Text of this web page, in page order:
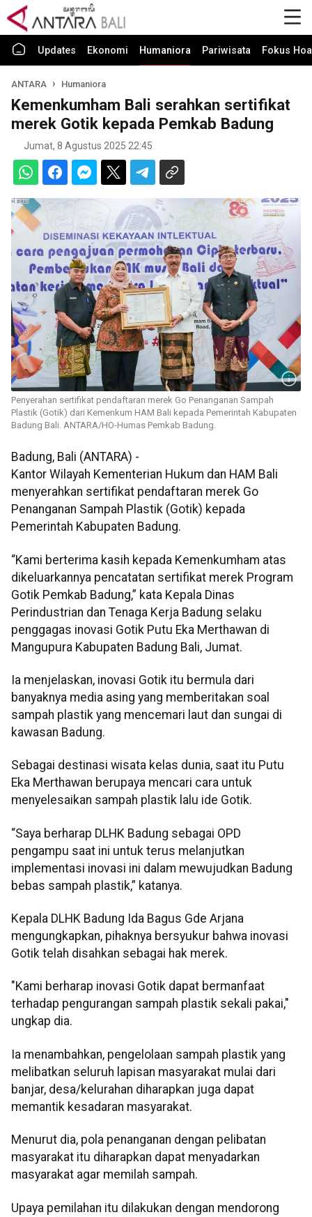
Updates Ekonomi Humaniora Pariwisata Fokus
ANTARA Humaniora
Kemenkumham Bali serahkan sertifikat
merek Gotik kepada Pemkab Badung
Jumat, 8 Agustus 2025 22:45
Penyerahan sertifikat pendaftaran merek Go Penanganan Sampah
Plastik (Gotik) dari Kemenkum HAM Bali kepada Pemerintah Kabupaten
Badung Bali. ANTARA/HO-Humas Pemkab Badung.
Badung, Bali (ANTARA) -
Kantor Wilayah Kementerian Hukum dan HAM Bali
menyerahkan sertifikat pendaftaran merek Go
Penanganan Sampah Plastik (Gotik) kepada
Pemerintah Kabupaten Badung.
“Kami berterima kasih kepada Kemenkumham atas
dikeluarkannya pencatatan sertifikat merek Program
Gotik Pemkab Badung,” kata Kepala Dinas
Perindustrian dan Tenaga Kerja Badung selaku
penggagas inovasi Gotik Putu Eka Merthawan di
Mangupura Kabupaten Badung Bali, Jumat.
Ia menjelaskan, inovasi Gotik itu bermula dari
banyaknya media asing yang memberitakan soal
sampah plastik yang mencemari laut dan sungai di
kawasan Badung.
Sebagai destinasi wisata kelas dunia, saat itu Putu
Eka Merthawan berupaya mencari cara untuk
menyelesaikan sampah plastik lalu ide Gotik.
“Saya berharap DLHK Badung sebagai OPD
pengampu saat ini untuk terus melanjutkan
implementasi inovasi ini dalam mewujudkan Badung
bebas sampah plastik,” katanya.
Kepala DLHK Badung Ida Bagus Gde Arjana
mengungkapkan, pihaknya bersyukur bahwa inovasi
Gotik telah disahkan sebagai hak merek.
"Kami berharap inovasi Gotik dapat bermanfaat
terhadap pengurangan sampah plastik sekali pakai,"
ungkap dia.
Ia menambahkan, pengelolaan sampah plastik yang
melibatkan seluruh lapisan masyarakat mulai dari
banjar, desa/kelurahan diharapkan juga dapat
memantik kesadaran masyarakat.
Menurut dia, pola penanganan dengan pelibatan
masyarakat itu diharapkan dapat menyadarkan
masyarakat agar memilah sampah.
Upaya pemilahan itu dilakukan dengan mendorong